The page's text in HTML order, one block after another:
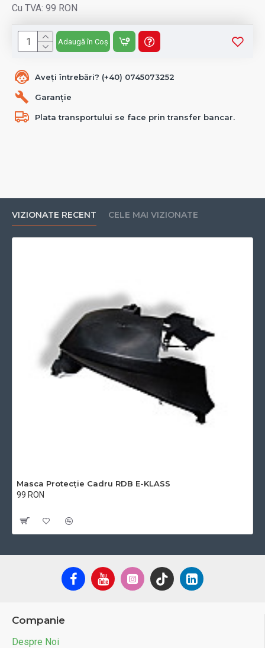
Aveți întrebări? (+40) 0745073252
Garanție
Plata transportului se face prin transfer bancar.
Cu TVA: 99 RON
Adaugă în Coș
VIZIONATE RECENT CELE MAI VIZIONATE
Masca Protecție Cadru RDB E-KLASS
99 RON
Companie
Despre Noi